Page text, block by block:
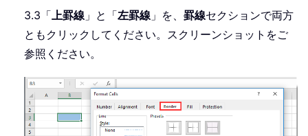
3.3「上罫線 」と「左罫線 」を、 罫線セクションで両方
ともクリックしてください。スクリーンショットをご
参照ください。